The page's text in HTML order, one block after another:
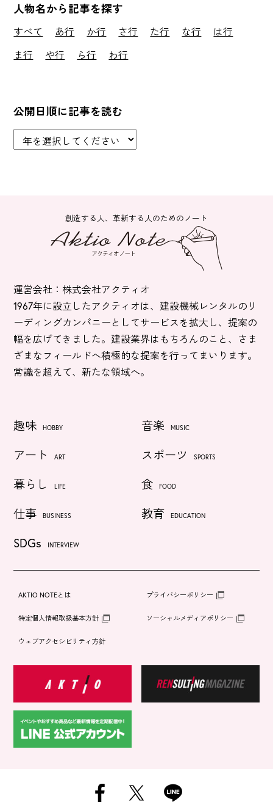
人物名から記事を探す
すべて あ行 か行 さ行 た行 な行
は行
ま行
や行 ら行 わ行
公開日順に記事を読む
創造する人、革新する人のためのノート
運営会社：株式会社アクティオ
1967年に設立したアクティオは、建設機械レンタルのリ
ーディングカンパニーとしてサービスを拡大し、提案の
幅を広げてきました。建設業界はもちろんのこと、さま
ざまなフィールドへ積極的な提案を行ってまいります。
常識を超えて、新たな領域へ。
趣味 HOBBY 音楽 MUSIC
アート ART スポーツ SPORTS
暮らし LIFE 食 FOOD
仕事 BUSINESS 教育 EDUCATION
SDGs INTERVIEW
AKTIO NOTEとは プライバシーポリシー
特定個人情報取扱基本方針 ソーシャルメディアポリシー
ウェブアクセシビリティ方針